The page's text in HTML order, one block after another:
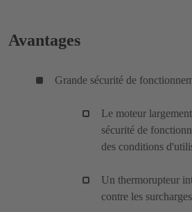
Avantages
Grande sécurité de
Le moteur
sécurité de
des conditions
Un thermorupteur
contre les